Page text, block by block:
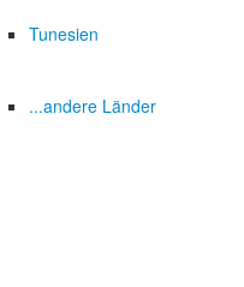
Tunesien
...andere Länder